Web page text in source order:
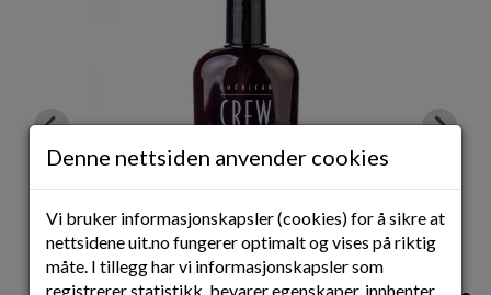
Denne nettsiden anvender cookies
Vi bruker informasjonskapsler (cookies) for å sikre at
nettsidene uit.no fungerer optimalt og vises på riktig
måte. I tillegg har vi informasjonskapsler som
registrerer statistikk, bevarer egenskaper, innhenter